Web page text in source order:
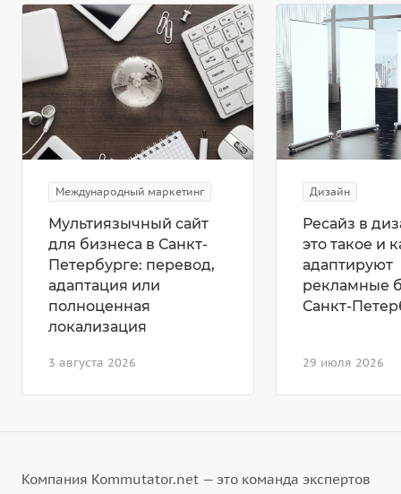
Международный маркетинг
3 августа 2026
Мультиязычный сайт
для бизнеса в Санкт-
Петербурге: перевод,
адаптация или
полноценная
локализация
Дизайн
29 июля 2026
Ресайз в
это такое и
адаптируют
рекламные
Санкт-
Компания Kommutator.net — это команда экспертов